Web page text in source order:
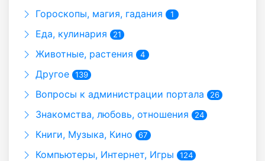
Гороскопы, магия, гадания 1
Еда, кулинария 21
Животные, растения 4
Другое 139
Вопросы к администрации портала 26
Знакомства, любовь, отношения 24
Книги, Музыка, Кино 67
Компьютеры, Интернет, Игры 124